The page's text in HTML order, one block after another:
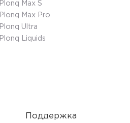
Plonq Max S
Plonq Max Pro
Plonq Ultra
Plonq Liquids
Поддержка